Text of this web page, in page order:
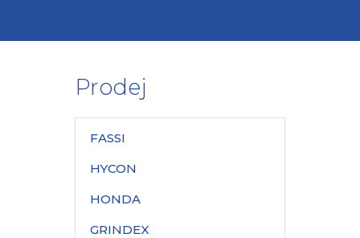
Prodej
FASSI
HYCON
HONDA
GRINDEX